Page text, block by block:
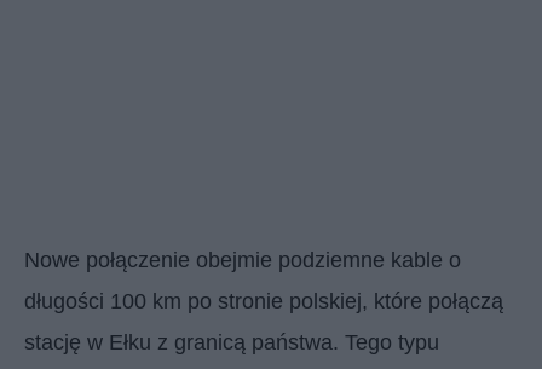
Nowe połączenie obejmie podziemne kable o
długości 100 km po stronie polskiej, które połączą
stację w Ełku z granicą państwa. Tego typu